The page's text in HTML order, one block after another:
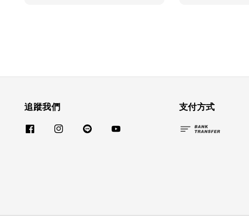
追蹤我們 支付方式